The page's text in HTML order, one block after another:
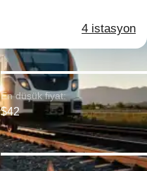
4 istasyon
En düşük fiyat:
$42